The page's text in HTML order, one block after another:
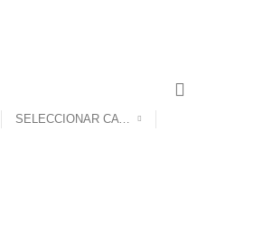
SELECCIONAR CATEGORÍA